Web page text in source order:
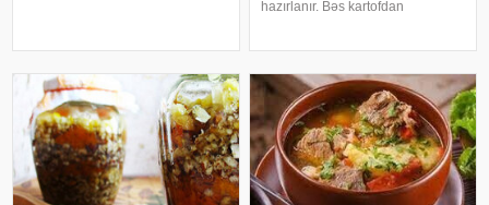
hazırlanır. Bəs kartofdan
yeməkdir. hər kəsin bəyənəcəyi
sobada karof dolmasını